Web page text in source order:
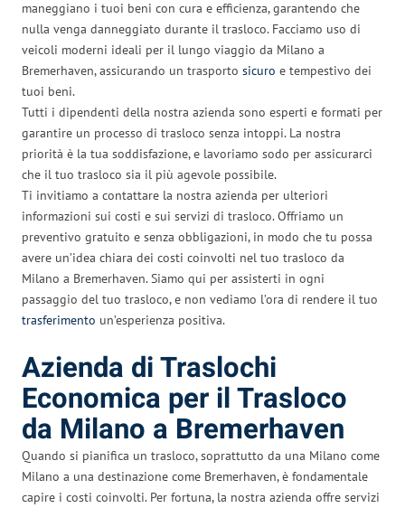
maneggiano i tuoi beni con cura e efficienza, garantendo che
nulla venga danneggiato durante il trasloco. Facciamo uso di
veicoli moderni ideali per il lungo viaggio da Milano a
Bremerhaven, assicurando un trasporto sicuro e tempestivo dei
tuoi beni.
Tutti i dipendenti della nostra azienda sono esperti e formati per
garantire un processo di trasloco senza intoppi. La nostra
priorità è la tua soddisfazione, e lavoriamo sodo per assicurarci
che il tuo trasloco sia il più agevole possibile.
Ti invitiamo a contattare la nostra azienda per ulteriori
informazioni sui costi e sui servizi di trasloco. Offriamo un
preventivo gratuito e senza obbligazioni, in modo che tu possa
avere un’idea chiara dei costi coinvolti nel tuo trasloco da
Milano a Bremerhaven. Siamo qui per assisterti in ogni
passaggio del tuo trasloco, e non vediamo l’ora di rendere il tuo
trasferimento un’esperienza positiva.
Azienda di Traslochi
Economica per il Trasloco
da Milano a Bremerhaven
Quando si pianifica un trasloco, soprattutto da una Milano come
Milano a una destinazione come Bremerhaven, è fondamentale
capire i costi coinvolti. Per fortuna, la nostra azienda offre servizi